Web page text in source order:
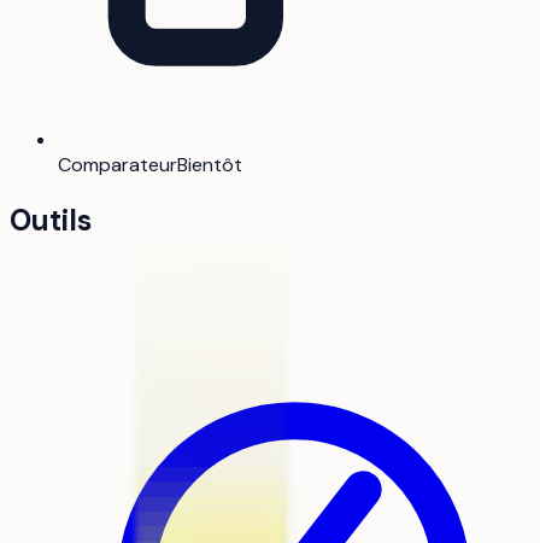
ComparateurBientôt
Outils